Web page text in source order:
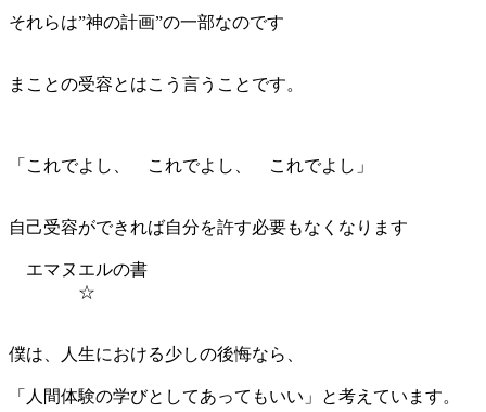
それらは”神の計画”の一部なのです
まことの受容とはこう言うことです。
「これでよし、 これでよし、 これでよし」
自己受容ができれば自分を許す必要もなくなります
エマヌエルの書
☆
僕は、人生における少しの後悔なら、
「人間体験の学びとしてあってもいい」と考えています。